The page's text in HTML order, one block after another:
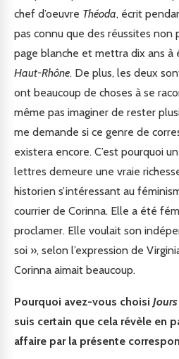
chef d’oeuvre Théoda, écrit
pas connu que des réussites non
page blanche et mettra dix ans à
Haut-Rhône. De plus, les deux
ont beaucoup de choses à se
même pas imaginer de rester
me demande si ce genre de
existera encore. C’est pourquoi
lettres demeure une vraie
historien s’intéressant au
courrier de Corinna. Elle a été
proclamer. Elle voulait son
soi », selon l’expression de
Corinna aimait beaucoup.
Pourquoi avez-vous choisi
suis certain que cela révèle en
affaire par la présente